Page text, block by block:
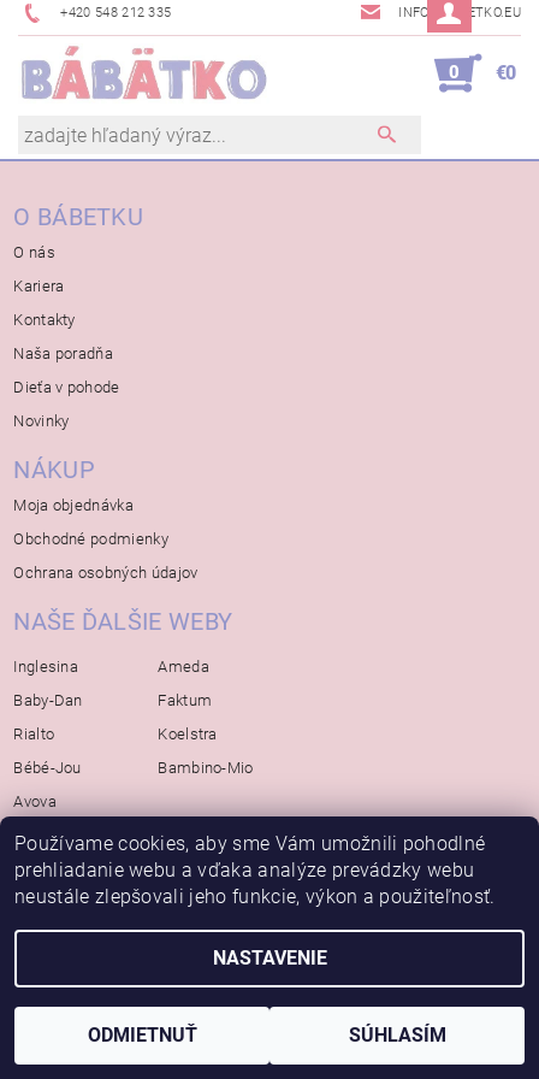
+420 548 212 335 INFO@BABETKO.EU
0 €0
O BÁBETKU
O nás
Kariera
Kontakty
Naša poradňa
Dieťa v pohode
Novinky
NÁKUP
Moja objednávka
Obchodné podmienky
Ochrana osobných údajov
NAŠE ĎALŠIE WEBY
Inglesina
Baby-Dan
Rialto
Bébé-Jou
Avova
Ameda
Faktum
Koelstra
Bambino-Mio
2026 © Bábätko, všetky práva vyhradené
Vytvoril Shoptet
Používame cookies, aby sme Vám umožnili pohodlné
prehliadanie webu a vďaka analýze prevádzky webu
neustále zlepšovali jeho funkcie, výkon a použiteľnosť.
NASTAVENIE
ODMIETNUŤ SÚHLASÍM